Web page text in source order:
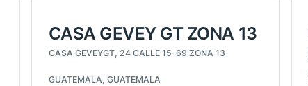
CASA GEVEY GT ZONA 13
CASA GEVEYGT, 24 CALLE 15-69 ZONA 13
GUATEMALA, GUATEMALA